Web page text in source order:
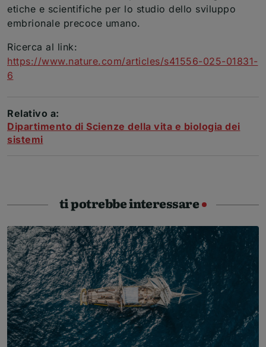
etiche e scientifiche per lo studio dello sviluppo
embrionale precoce umano.
Ricerca al link:
https://www.nature.com/articles/s41556-025-01831-
6
Relativo a:
Dipartimento di Scienze della vita e biologia dei
sistemi
ti potrebbe interessare